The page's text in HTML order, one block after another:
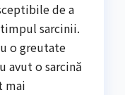
de a
sarcinii.
o greutate
avut o sarcină
mai